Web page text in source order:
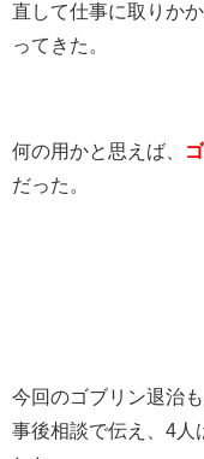
直して仕事に取りか
ってきた。
何の用かと思えば、
だった。
今回のゴブリン退治
事後相談で伝え、4人